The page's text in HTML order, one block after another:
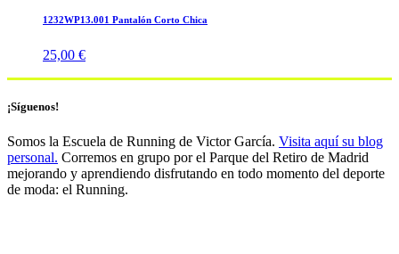
1232WP13.001 Pantalón Corto Chica
25,00 €
¡Síguenos!
Somos la Escuela de Running de Victor García. Visita aquí su blog
personal. Corremos en grupo por el Parque del Retiro de Madrid
mejorando y aprendiendo disfrutando en todo momento del deporte
de moda: el Running.